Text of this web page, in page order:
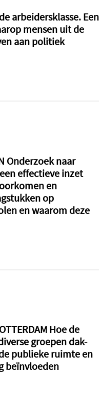
arbeidersklasse. Een
mensen uit de
aan politiek
Onderzoek naar
effectieve inzet
en
op
en waarom deze
Hoe de
groepen dak-
publieke ruimte en
beïnvloeden